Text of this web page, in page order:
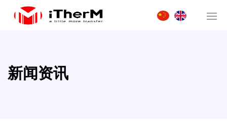
新闻资讯